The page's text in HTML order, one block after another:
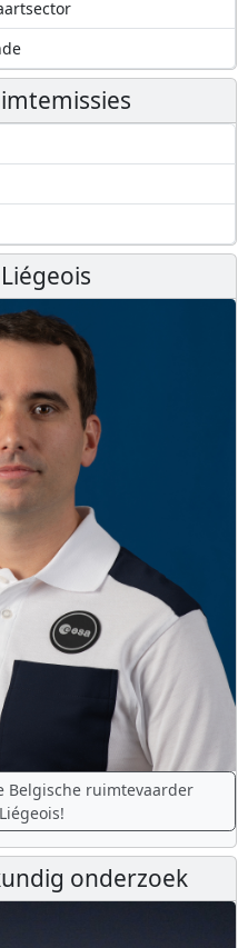
Belgische ruimtevaarder
onderzoek